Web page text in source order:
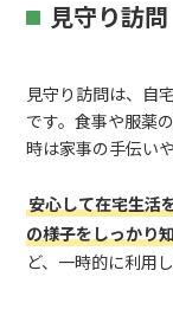
見守り訪問
見守り訪問は、自
です。食事や服薬
時は家事の手伝い
安心して在宅生活
の様子をしっかり
ど、一時的に利用